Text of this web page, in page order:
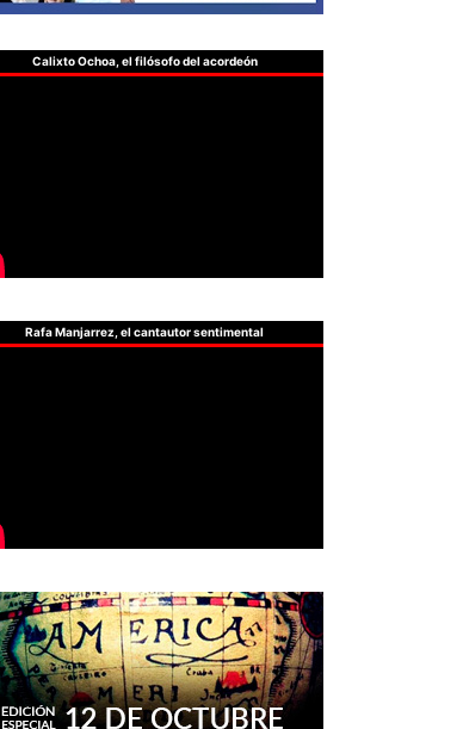
Calixto Ochoa, el filósofo del acordeón
Rafa Manjarrez, el cantautor sentimental